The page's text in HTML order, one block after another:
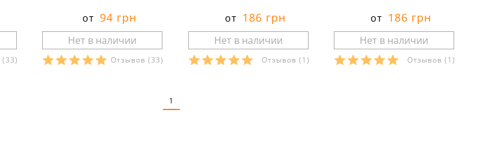
(33)
от 94 грн
Отзывов(33)
от 186 грн
Отзывов (1)
от 186 грн
Отзывов(1)
1